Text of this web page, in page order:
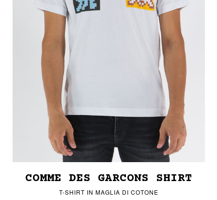
COMME DES GARCONS SHIRT
T-SHIRT IN MAGLIA DI COTONE